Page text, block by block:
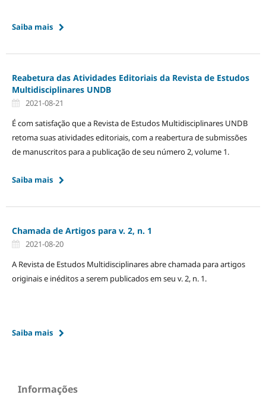
Saiba mais
Reabetura das Atividades Editoriais da Revista de Estudos
Multidisciplinares UNDB
2021-08-21
É com satisfação que a Revista de Estudos Multidisciplinares UNDB
retoma suas atividades editoriais, com a reabertura de submissões
de manuscritos para a publicação de seu número 2, volume 1.
Saiba mais
Chamada de Artigos para v. 2, n. 1
2021-08-20
A Revista de Estudos Multidisciplinares abre chamada para artigos
originais e inéditos a serem publicados em seu v. 2, n. 1.
Saiba mais
Informações